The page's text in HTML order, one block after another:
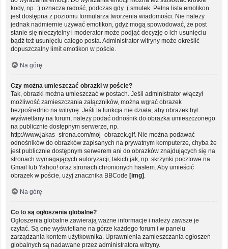
kody, np. :) oznacza radość, podczas gdy :( smutek. Pełna lista emotikon
jest dostępna z poziomu formularza tworzenia wiadomości. Nie należy
jednak nadmiernie używać emotikon, gdyż mogą spowodować, że post
stanie się nieczytelny i moderator może podjąć decyzję o ich usunięciu
bądź też usunięciu całego posta. Administrator witryny może określić
dopuszczalny limit emotikon w poście.
Na górę
Czy można umieszczać obrazki w poście?
Tak, obrazki można umieszczać w postach. Jeśli administrator włączył
możliwość zamieszczania załączników, można wgrać obrazek
bezpośrednio na witrynę. Jeśli ta funkcja nie działa, aby obrazek był
wyświetlany na forum, należy podać odnośnik do obrazka umieszczonego
na publicznie dostępnym serwerze, np.
http://www.jakas_strona.com/moj_obrazek.gif. Nie można podawać
odnośników do obrazków zapisanych na prywatnym komputerze, chyba że
jest publicznie dostępnym serwerem ani do obrazków znajdujących się na
stronach wymagających autoryzacji, takich jak, np. skrzynki pocztowe na
Gmail lub Yahoo! oraz stronach chronionych hasłem. Aby umieścić
obrazek w poście, użyj znacznika BBCode [img]
Na górę
Co to są ogłoszenia globalne?
Ogłoszenia globalne zawierają ważne informacje i należy zawsze je
czytać. Są one wyświetlane na górze każdego forum i w panelu
zarządzania kontem użytkownika. Uprawnienia zamieszczania ogłoszeń
globalnych są nadawane przez administratora witryny.